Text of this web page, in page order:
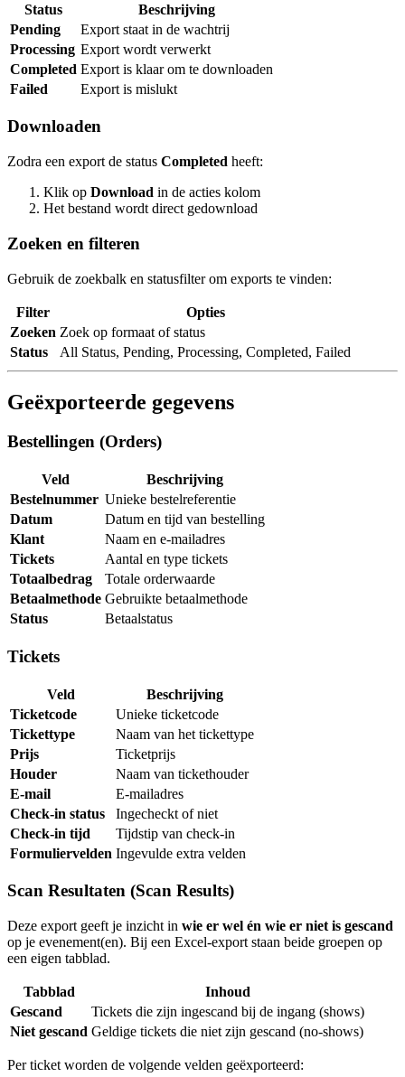
Status
Beschrijving
Pending
Export staat in de wachtrij
Processing Export wordt verwerkt
Completed Export is klaar om te downloaden
Failed
Export is mislukt
Downloaden
Zodra een export de status Completed heeft:
Klik op Download in de acties kolom
Het bestand wordt direct gedownload
Zoeken en filteren
Gebruik de zoekbalk en statusfilter om exports te vinden:
Filter
Opties
Zoeken Zoek op formaat of status
Status
All Status, Pending, Processing, Completed, Failed
Geëxporteerde gegevens
Bestellingen (Orders)
Veld
Beschrijving
Bestelnummer Unieke bestelreferentie
Datum
Datum en tijd van bestelling
Klant
Naam en e-mailadres
Tickets
Aantal en type tickets
Totaalbedrag
Totale orderwaarde
Betaalmethode Gebruikte betaalmethode
Status
Betaalstatus
Tickets
Veld
Beschrijving
Ticketcode
Unieke ticketcode
Tickettype
Naam van het tickettype
Prijs
Ticketprijs
Houder
Naam van tickethouder
E-mail
E-mailadres
Check-in status
Ingecheckt of niet
Check-in tijd
Tijdstip van check-in
Formuliervelden Ingevulde extra velden
Scan Resultaten (Scan Results)
Deze export geeft je inzicht in wie er wel én wie er niet is gescand
op je evenement(en). Bij een Excel-export staan beide groepen op
een eigen tabblad.
Tabblad
Inhoud
Gescand
Tickets die zijn ingescand bij de ingang (shows)
Niet gescand Geldige tickets die niet zijn gescand (no-shows)
Per ticket worden de volgende velden geëxporteerd: